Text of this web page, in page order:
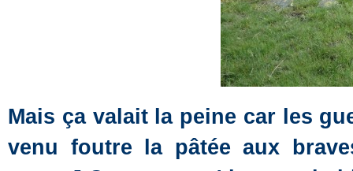
Mais ça valait la peine car les
venu foutre la pâtée aux